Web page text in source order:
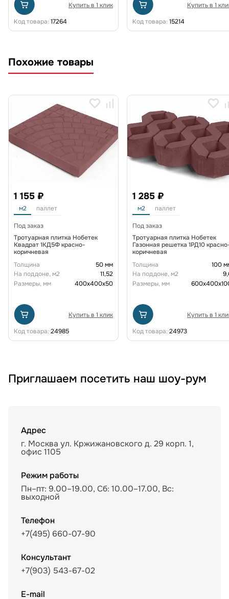
Купить в 1 клик
Код товара: 17264
Купить в 1
Код товара: 15214
Похожие товары
1 155 ₽
м2 паллет
Под заказ
Тротуарная плитка Нобетек
Квадрат 1КД5Ф красно-
коричневая
Толщина
50 мм
На поддоне, м2
11,52
Размеры, мм
400х400х50
Купить в 1 клик
Код товара: 24985
1 285 ₽
м2 паллет
Под заказ
Тротуарная плитка Нобетек
Газонная решетка 1РД10
коричневая
Толщина
100
На поддоне, м2
Размеры, мм
Купить в 1
Код товара: 24973
Приглашаем посетить наш шоу-рум
Адрес
г. Москва ул. Кржижановского д. 29 корп. 1,
офис 1105
Режим работы
Пн–пт: 9.00–19.00, Сб: 10.00–17.00, Вс:
выходной
Телефон
+7(495) 660-07-90
Консультант
+7(903) 543-67-02
E-mail